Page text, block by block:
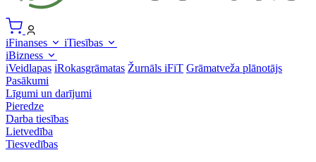
iFinanses
iTiesības
iBizness
iVeidlapas iRokasgrāmatas Žurnāls iFiT Grāmatveža plānotājs
Pasākumi
Līgumi un darījumi
Pieredze
Darba tiesības
Lietvedība
Tiesvedības